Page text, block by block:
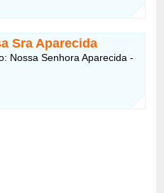
Sra Aparecida
Nossa Senhora Aparecida -